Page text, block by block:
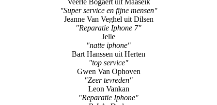
"Super service en fijne mensen"
Jeanne Van Veghel uit Dilsen
"Reparatie Iphone 7"
Jelle
"natte iphone"
Bart Hanssen uit Herten
"top service"
Gwen Van Ophoven
"Zeer tevreden"
Leon Vankan
"Reparatie Iphone"